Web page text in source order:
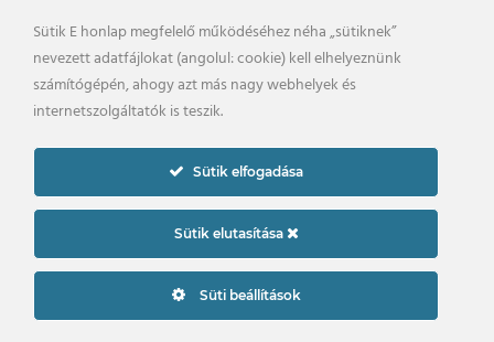
Sütik E honlap megfelelő működéséhez néha „sütiknek”
nevezett adatfájlokat (angolul: cookie) kell elhelyeznünk
számítógépén, ahogy azt más nagy webhelyek és
internetszolgáltatók is teszik.
Sütik elfogadása
Sütik elutasítása
Süti beállítások